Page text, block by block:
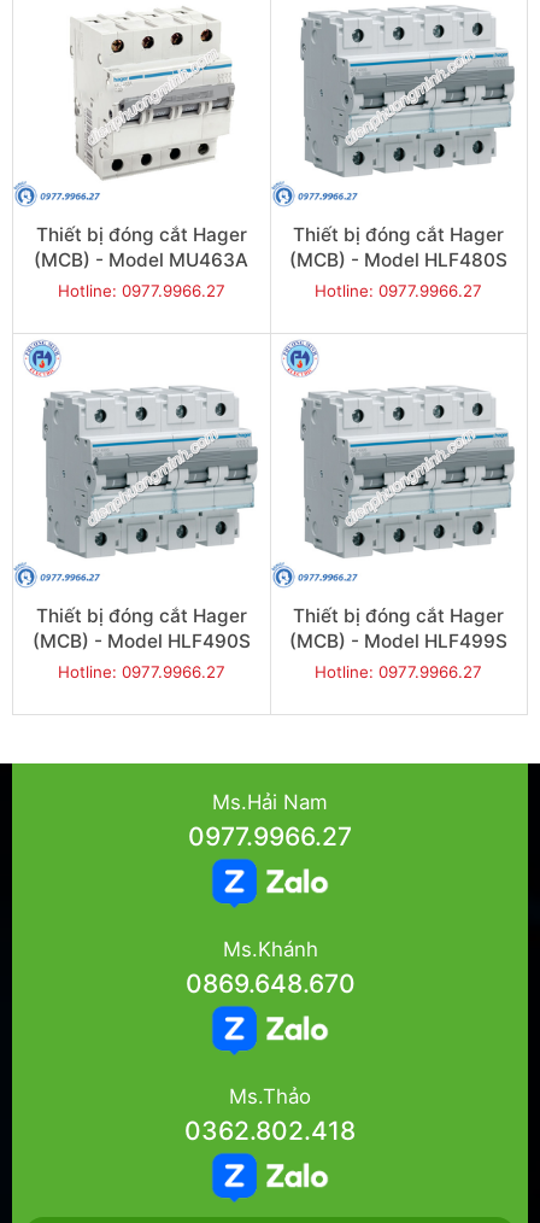
Thiết bị đóng cắt Hager
(MCB) - Model MU463A
Hotline: 0977.9966.27
Thiết bị đóng cắt Hager
(MCB) - Model HLF480S
Hotline: 0977.9966.27
Thiết bị đóng cắt Hager
(MCB) - Model HLF490S
Hotline: 0977.9966.27
Thiết bị đóng cắt Hager
(MCB) - Model HLF499S
Hotline: 0977.9966.27
Ms.Hải Nam
0977.9966.27
Ms.Khánh
0869.648.670
Ms.Thảo
0362.802.418